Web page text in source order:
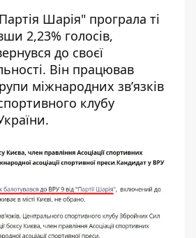
Шарія" програла ті
2,23% голосів,
до своєї
Він працював
міжнародних зв’язків
клубу